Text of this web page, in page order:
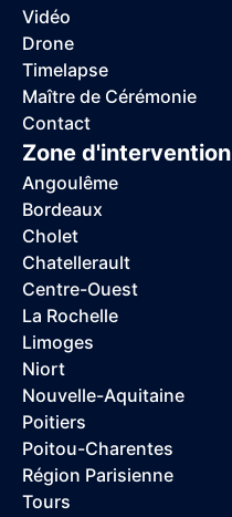
Vidéo
Drone
Timelapse
Maître de Cérémonie
Contact
Zone d'intervention
Angoulême
Bordeaux
Cholet
Chatellerault
Centre-Ouest
La Rochelle
Limoges
Niort
Nouvelle-Aquitaine
Poitiers
Poitou-Charentes
Région Parisienne
Tours